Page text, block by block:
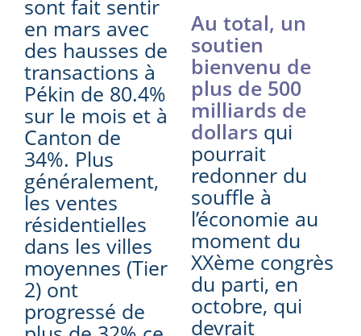
sont fait sentir
en mars avec
des hausses de
transactions à
Pékin de 80.4%
sur le mois et à
Canton de
34%. Plus
généralement,
les ventes
résidentielles
dans les villes
moyennes (Tier
2) ont
progressé de
Au total, un
soutien
bienvenu de
plus de 500
milliards de
dollars qui
pourrait
redonner du
souffle à
l’économie au
moment du
XXème congrès
du parti, en
octobre, qui
devrait